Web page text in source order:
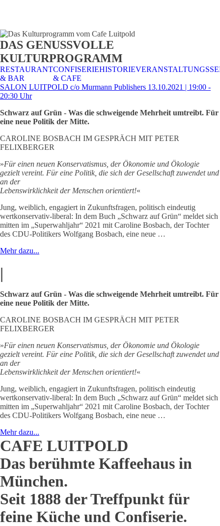
CAFE &
RESTAURANT
TISCHRESERVIERUNG
& KARTE
TISCHRESERVIERUNG
& SPEISEKARTE
DAS GENUSSVOLLE
KULTURPROGRAMM
RESTAURANT
& BAR
CONFISERIE
& CAFE
HISTORIE
SALON LUITPOLD c/o Murmann Publishers 13.10.2021 | 19:00 -
20:30 Uhr
Schwarz auf Grün - Was die schweigende Mehrheit umtreibt. Für
eine neue Politik der Mitte.
CAROLINE BOSBACH IM GESPRÄCH MIT PETER
FELIXBERGER
»Für einen neuen Konservatismus, der Ökonomie und Ökologie
gezielt vereint. Für eine Politik, die sich der Gesellschaft zuwendet und
an der
Lebenswirklichkeit der Menschen orientiert!«
Jung, weiblich, engagiert in Zukunftsfragen, politisch eindeutig
wertkonservativ-liberal: In dem Buch „Schwarz auf Grün“ meldet sich
mitten im „Superwahljahr“ 2021 mit Caroline Bosbach, der Tochter
des CDU-Politikers Wolfgang Bosbach, eine neue …
Mehr dazu...
|
Schwarz auf Grün - Was die schweigende Mehrheit umtreibt. Für
eine neue Politik der Mitte.
CAROLINE BOSBACH IM GESPRÄCH MIT PETER
FELIXBERGER
»Für einen neuen Konservatismus, der Ökonomie und Ökologie
gezielt vereint. Für eine Politik, die sich der Gesellschaft zuwendet und
an der
Lebenswirklichkeit der Menschen orientiert!«
Jung, weiblich, engagiert in Zukunftsfragen, politisch eindeutig
wertkonservativ-liberal: In dem Buch „Schwarz auf Grün“ meldet sich
mitten im „Superwahljahr“ 2021 mit Caroline Bosbach, der Tochter
des CDU-Politikers Wolfgang Bosbach, eine neue …
Mehr dazu...
CAFE LUITPOLD
Das berühmte Kaffeehaus in
München.
Seit 1888 der Treffpunkt für
feine Küche und Confiserie.